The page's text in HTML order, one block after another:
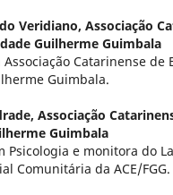
Veridiano, Associação
Guilherme Guimbala
Catarinense de
Guimbala.
Associação
Guimbala
Psicologia e monitora do
Comunitária da ACE/FGG.